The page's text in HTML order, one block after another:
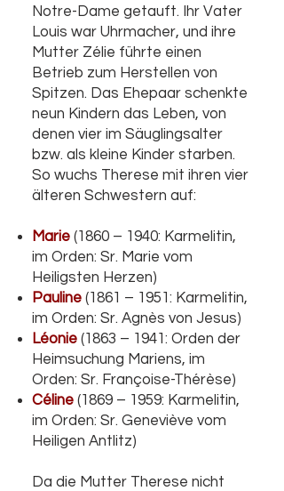
Notre-Dame getauft. Ihr Vater
Louis war Uhrmacher, und ihre
Mutter Zélie führte einen
Betrieb zum Herstellen von
Spitzen. Das Ehepaar schenkte
neun Kindern das Leben, von
denen vier im Säuglingsalter
bzw. als kleine Kinder starben.
So wuchs Therese mit ihren vier
älteren Schwestern auf:
Marie (1860 – 1940: Karmelitin,
im Orden: Sr. Marie vom
Heiligsten Herzen)
Pauline (1861 – 1951: Karmelitin,
im Orden: Sr. Agnès von Jesus)
Léonie (1863 – 1941 : Orden der
Heimsuchung Mariens, im
Orden: Sr. Françoise-Thérèse)
Céline (1869 – 1959: Karmelitin,
im Orden: Sr. Geneviève vom
Heiligen Antlitz)
Da die Mutter Therese nicht